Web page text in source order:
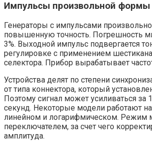
Импульсы произвольной формы
Генераторы с импульсами
повышенную точность. Погрешность
3%. Выходной импульс подвергается
регулировке с применением
селектора. Прибор вырабатывает
Устройства делят по степени
от типа коннектора, который
Поэтому сигнал может усиливаться за
секунд. Некоторые модели работают
линейном и логарифмическом. Режим
переключателем, за счет чего
амплитуда.